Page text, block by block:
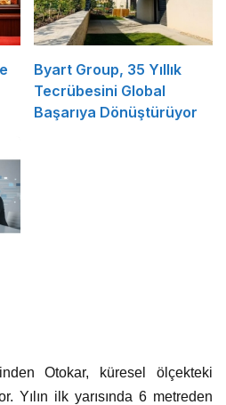
Byart Group, 35 Yıllık
Tecrübesini Global
Başarıya Dönüştürüyor
Otokar, küresel ölçekteki
Yılın ilk yarısında 6 metreden